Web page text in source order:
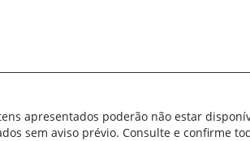
apresentados poderão não estar
sem aviso prévio. Consulte e confirme